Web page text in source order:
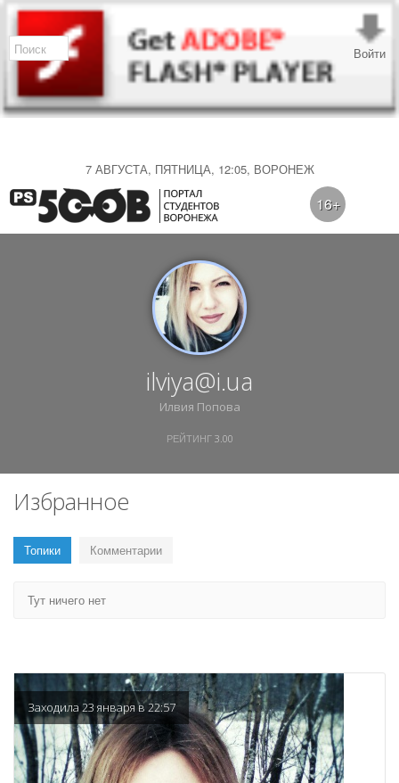
7 АВГУСТА, ПЯТНИЦА, 12:05, ВОРОНЕЖ
Войти
16+
ilviya@i.ua
Илвия Попова
РЕЙТИНГ 3.00
Избранное
Топики Комментарии
Тут ничего нет
Заходила 23 января в 22:57